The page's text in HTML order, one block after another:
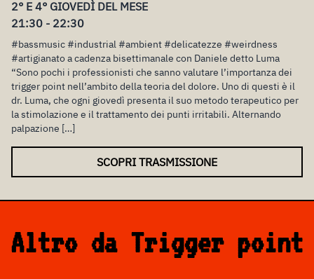
2° E 4° GIOVEDÌ DEL MESE
21:30 - 22:30
#bassmusic #industrial #ambient #delicatezze #weirdness
#artigianato a cadenza bisettimanale con Daniele detto Luma
“Sono pochi i professionisti che sanno valutare l’importanza dei
trigger point nell’ambito della teoria del dolore. Uno di questi è il
dr. Luma, che ogni giovedì presenta il suo metodo terapeutico per
la stimolazione e il trattamento dei punti irritabili. Alternando
palpazione […]
SCOPRI TRASMISSIONE
Altro da Trigger point